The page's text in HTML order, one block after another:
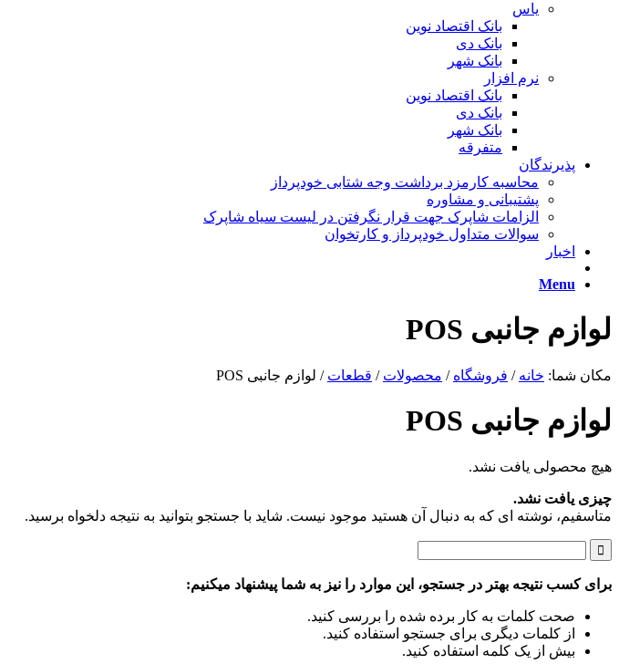
یاس
بانک اقتصاد نوین
بانک دی
بانک شهر
نرم افزار
بانک اقتصاد نوین
بانک دی
بانک شهر
متفرقه
پذیرندگان
محاسبه کارمزد برداشت وجه شتابی خودپرداز
پشتیبانی و مشاوره
الزامات شاپرک جهت قرار نگرفتن در لیست سیاه شاپرک
سوالات متداول خودپرداز و کارتخوان
اخبار
Menu
لوازم جانبی POS
مکان شما: خانه / فروشگاه / محصولات / قطعات / لوازم جانبی POS
لوازم جانبی POS
هیچ محصولی یافت نشد.
چیزی یافت نشد.
متاسفیم، نوشته ای که به دنبال آن هستید موجود نیست. شاید با جستجو بتوانید به نتیجه دلخواه برسید.
برای کسب نتیجه بهتر در جستجو، این موارد را نیز به شما پیشنهاد میکنیم:
صحت کلمات به کار برده شده را بررسی کنید.
از کلمات دیگری برای جستجو استفاده کنید.
بیش از یک کلمه استفاده کنید.